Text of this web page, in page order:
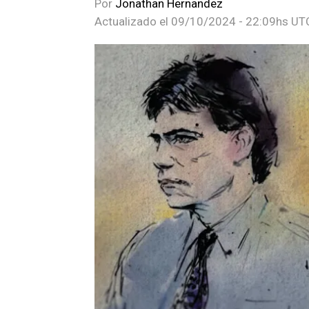
Por Jonathan Hernandez
Actualizado el 09/10/2024 - 22:09hs